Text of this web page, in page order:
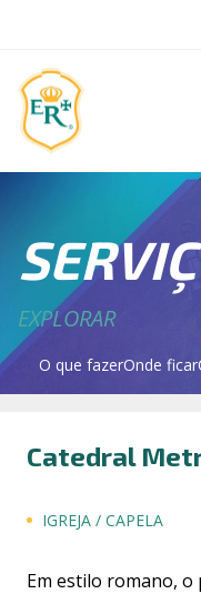
EXPLORAR
O que fazerOnde ficar
Catedral
IGREJA / CAPELA
Em estilo romano,